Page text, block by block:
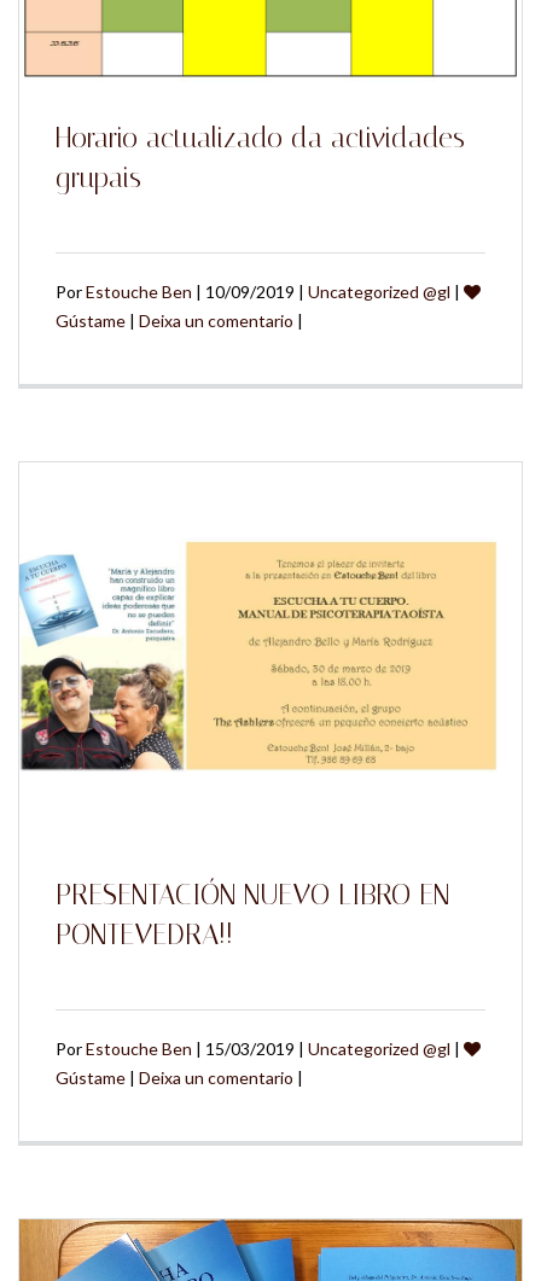
Horario actualizado da actividades
grupais
PorEstouche Ben | 10/09/2019 | Uncategorized @gl
Gústame
Deixa un comentario
PRESENTACIÓN NUEVO LIBRO EN
PONTEVEDRA!!
PorEstouche Ben | 15/03/2019 | Uncategorized @gl
Gústame
Deixa un comentario